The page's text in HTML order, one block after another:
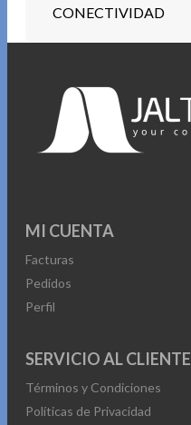
CONECTIVIDAD
MI CUENTA
Facturas
Pedidos
Perfil
SERVICIO AL CLIENTE
Términos y Condiciones
Políticas de Privacidad